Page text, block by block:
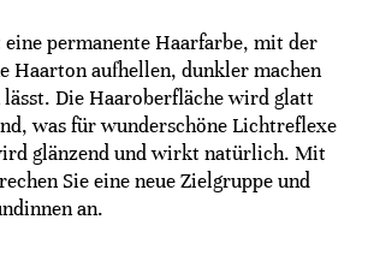
permanente Haarfarbe, mit der
Haarton aufhellen, dunkler machen
lässt. Die Haaroberfläche wird glatt
was für wunderschöne Lichtreflexe
glänzend und wirkt natürlich. Mit
Sie eine neue Zielgruppe und
an.